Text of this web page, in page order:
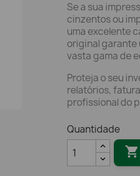
Se a sua
cinzentos ou
uma excelente
original garante
vasta gama de
Proteja o seu
relatórios,
profissional do
Quantidade
